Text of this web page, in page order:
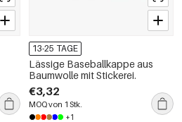
13-25 TAGE
Lässige Baseballkappe aus
Baumwolle mit Stickerei.
€3,32
MOQ von 1 Stk.
+1